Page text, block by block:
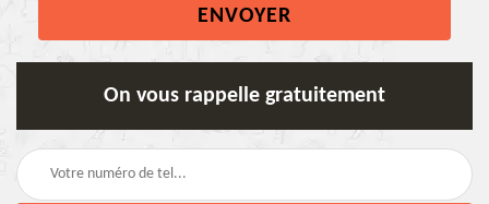
On vous rappelle gratuitement